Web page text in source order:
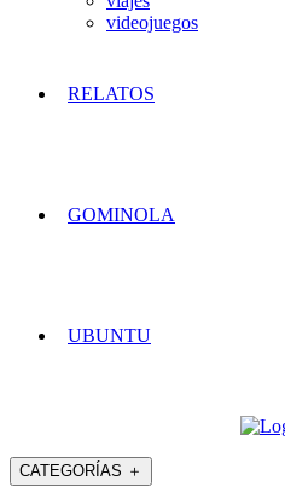
videojuegos
RELATOS
GOMINOLA
UBUNTU
CATEGORÍAS ＋